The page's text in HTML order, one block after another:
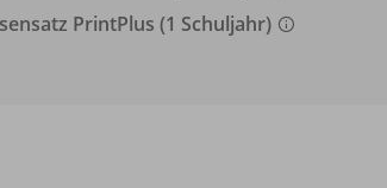
PrintPlus (1 Schuljahr)